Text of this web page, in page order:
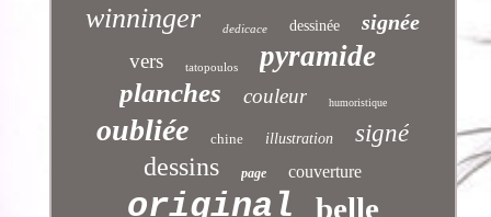
winninger dedicace dessinée signée
vers tatopoulos pyramide
planches couleur humoristique
oubliée chine illustration signé
dessins page couverture
original belle